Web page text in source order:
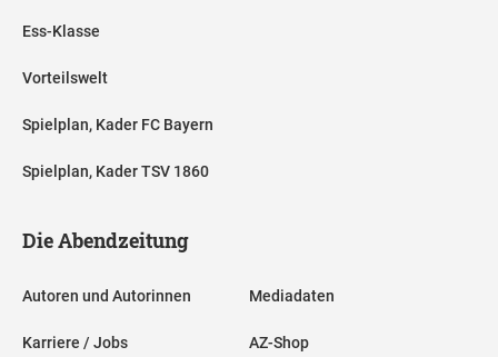
Ess-Klasse
Vorteilswelt
Spielplan, Kader FC Bayern
Spielplan, Kader TSV 1860
Die Abendzeitung
Autoren und Autorinnen
Karriere / Jobs
Mediadaten
AZ-Shop